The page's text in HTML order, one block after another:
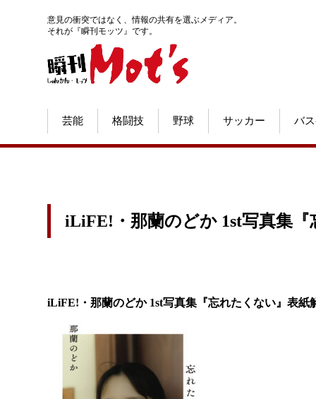
意見の衝突ではなく、情報の共有を選ぶメディア。
それが『瞬刊モッツ』です。
芸能 格闘技 野球 サッカー バ
iLiFE!・那蘭のどか 1st写真集『
iLiFE! ・那蘭のどか 1st写真集『忘れたくない』表紙